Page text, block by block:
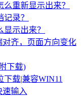
重新显示出来？
录？
示出来？
对齐，页面方向变化
下载)
载|兼容WIN11
速输入